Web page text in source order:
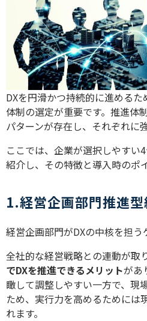
DXを円滑かつ持続的に進める
体制の選定が重要です。推進体
パターンが存在し、それぞれに
ここでは、企業が選択しやすい
紹介し、その特徴と導入時のポ
1.経営企画部門推進
経営企画部門がDXの中核を担う
全社的な経営戦略との連動が取
でDXを推進できるメリットがあ
瞰して調整しやすい一方で、現
ため、実行力を高めるためには
れます。